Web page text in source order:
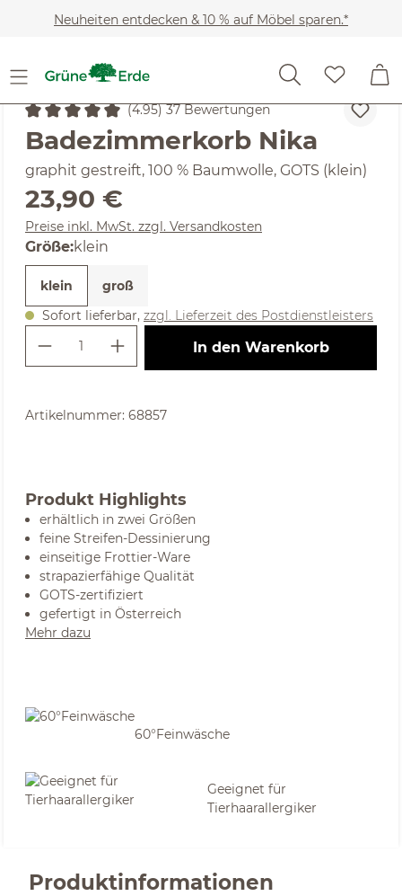
Zum Hauptinhalt springen
Neuheiten entdecken & 10 % auf Möbel sparen.*
Heimtextilien Badtextilien Badezimmer-Accessoires
Durchschnittliche Bewertung von 4.95 von 5 Sternen
(4.95) 37 Bewertungen
Badezimmerkorb Nika
graphit gestreift, 100 % Baumwolle, GOTS (klein)
Regulärer Preis:
23,90 €
Preise inkl. MwSt. zzgl. Versandkosten
Größeauswählen
:klein
klein
groß
Sofort lieferbar, zzgl. Lieferzeit des Postdienstleisters
Produkt Anzahl: Gib den
In den Warenkorb
Artikelnummer: 68857
Produkt Highlights
erhältlich in zwei Größen
feine Streifen-Dessinierung
einseitige Frottier-Ware
strapazierfähige Qualität
GOTS-zertifiziert
gefertigt in Österreich
Mehr dazu
60°Feinwäsche
Geeignet für
Tierhaarallergiker
Produktinformationen